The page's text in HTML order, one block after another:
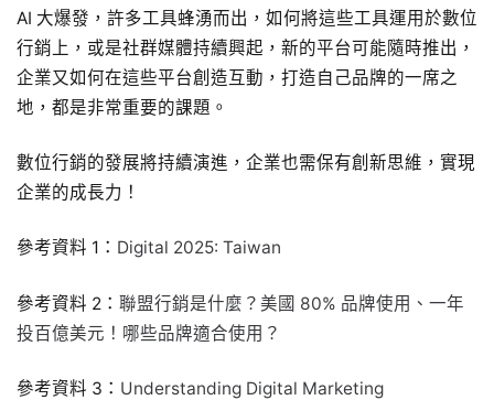
AI 大爆發，許多工具蜂湧而出，如何將這些工具運用於數位
行銷上，或是社群媒體持續興起，新的平台可能隨時推出，
企業又如何在這些平台創造互動，打造自己品牌的一席之
地，都是非常重要的課題。
數位行銷的發展將持續演進，企業也需保有創新思維，實現
企業的成長力！
參考資料 1： Digital 2025: Taiwan
參考資料 2： 聯盟行銷是什麼？美國 80% 品牌使用、一年
投百億美元！哪些品牌適合使用？
參考資料 3： Understanding Digital Marketing